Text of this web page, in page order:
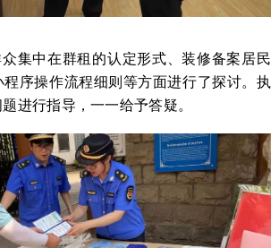
集中在群租的认定形式、装修备案居民
序操作流程细则等方面进行了探讨。执
进行指导，一一给予答疑。